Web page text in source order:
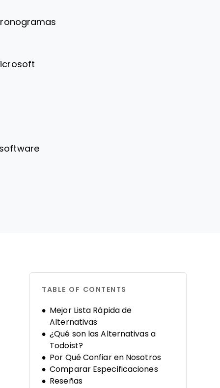
TABLE OF CONTENTS
Mejor Lista Rápida de
Alternativas
¿Qué son las Alternativas a
Todoist?
Por Qué Confiar en Nosotros
Comparar Especificaciones
Reseñas